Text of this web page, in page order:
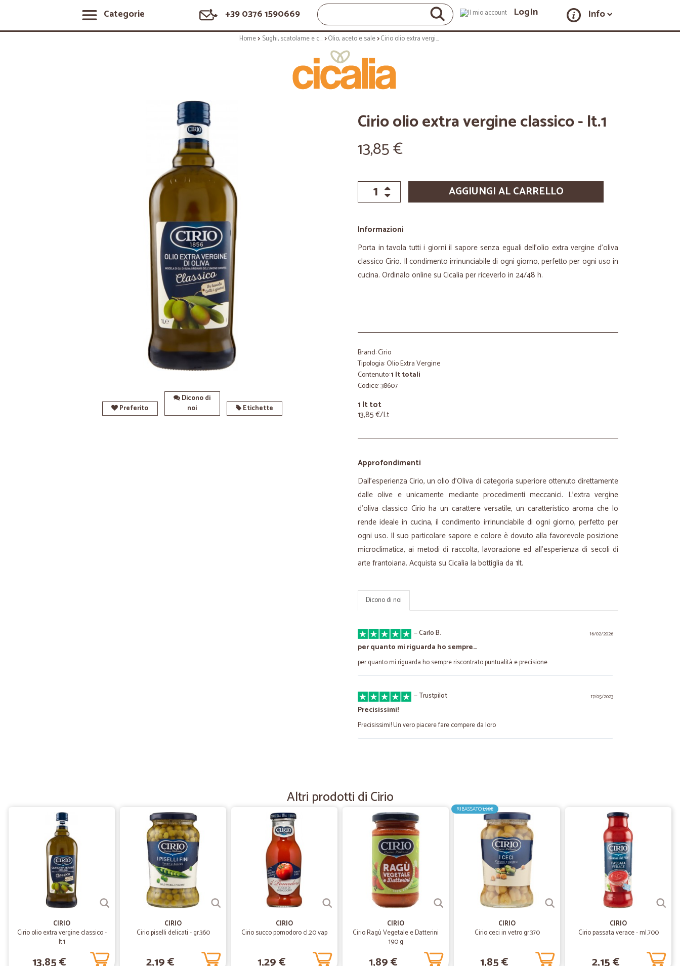
Categorie +39 0376 1590669 LogIn Info
Home Sughi, scatolame e condimenti Olio, aceto e sale Cirio olio extra vergine classico - lt.1
Preferito
Dicono di
noi
Etichette
Cirio olio extra vergine classico - lt.1
13,85 €
AGGIUNGI AL CARRELLO
Informazioni
Porta in tavola tutti i giorni il sapore senza eguali dell'olio extra vergine d'oliva
classico Cirio. Il condimento irrinunciabile di ogni giorno, perfetto per ogni uso in
cucina. Ordinalo online su Cicalia per riceverlo in 24/48 h.
Brand: Cirio
Tipologia: Olio Extra Vergine
Contenuto:1 lt totali
Codice: 38607
1 lt tot
13,85 €/Lt
Approfondimenti
Dall’esperienza Cirio, un olio d’Oliva di categoria superiore ottenuto direttamente
dalle olive e unicamente mediante procedimenti meccanici. L’extra vergine
d'oliva classico Cirio ha un carattere versatile, un caratteristico aroma che lo
rende ideale in cucina, il condimento irrinunciabile di ogni giorno, perfetto per
ogni uso. Il suo particolare sapore e colore è dovuto alla favorevole posizione
microclimatica, ai metodi di raccolta, lavorazione ed all’esperienza di secoli di
arte frantoiana. Acquista su Cicalia la bottiglia da 1lt.
Dicono di noi
16/02/2026
—Carlo B.
per quanto mi riguarda ho sempre…
per quanto mi riguarda ho sempre riscontrato puntualità e precisione.
17/05/2023
—Trustpilot
Precisissimi!
Precisissimi! Un vero piacere fare compere da loro
03/10/2022
—Francesco B.
Tutto perfetto ....
Tutto perfetto ....
29/10/2020
—
soddisfatta
ottimo,
Altri prodotti di Cirio
CIRIO
Cirio olio extra vergine classico -
lt.1
CIRIO
Cirio piselli delicati - gr.360
CIRIO
Cirio succo pomodoro cl.20 vap
CIRIO
Cirio Ragù Vegetale e Datterini
190 g
RIBASSATO1,95€
CIRIO
Cirio ceci in vetro gr.370
CIRIO
Cirio passata verace - ml.700